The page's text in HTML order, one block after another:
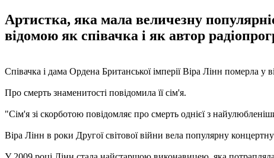
Артистка, яка мала величезну
відомою як співачка і як автор
Співачка і дама Ордена Британської імперії Віра Лінн померла у
Про смерть знаменитості повідомила її сім'я.
"Сім'я зі скорботою повідомляє про смерть однієї з
Віра Лінн в роки Другої світової війни вела популярну